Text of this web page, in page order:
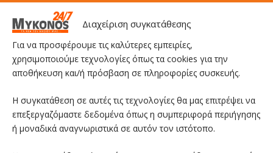
Διαχείριση συγκατάθεσης
Για να προσφέρουμε τις καλύτερες εμπειρίες,
χρησιμοποιούμε τεχνολογίες όπως τα cookies για την
αποθήκευση και/ή πρόσβαση σε πληροφορίες συσκευής.
Η συγκατάθεση σε αυτές τις τεχνολογίες θα μας επιτρέψει να
επεξεργαζόμαστε δεδομένα όπως η συμπεριφορά περιήγησης
ή μοναδικά αναγνωριστικά σε αυτόν τον ιστότοπο.